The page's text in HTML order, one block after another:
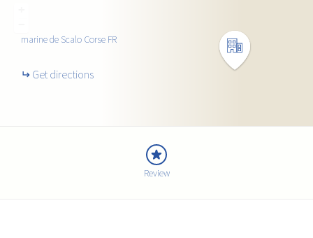
marine de Scalo Corse FR
Get directions
Review